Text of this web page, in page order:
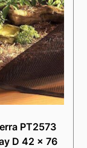
PT2573
D 42 x 76